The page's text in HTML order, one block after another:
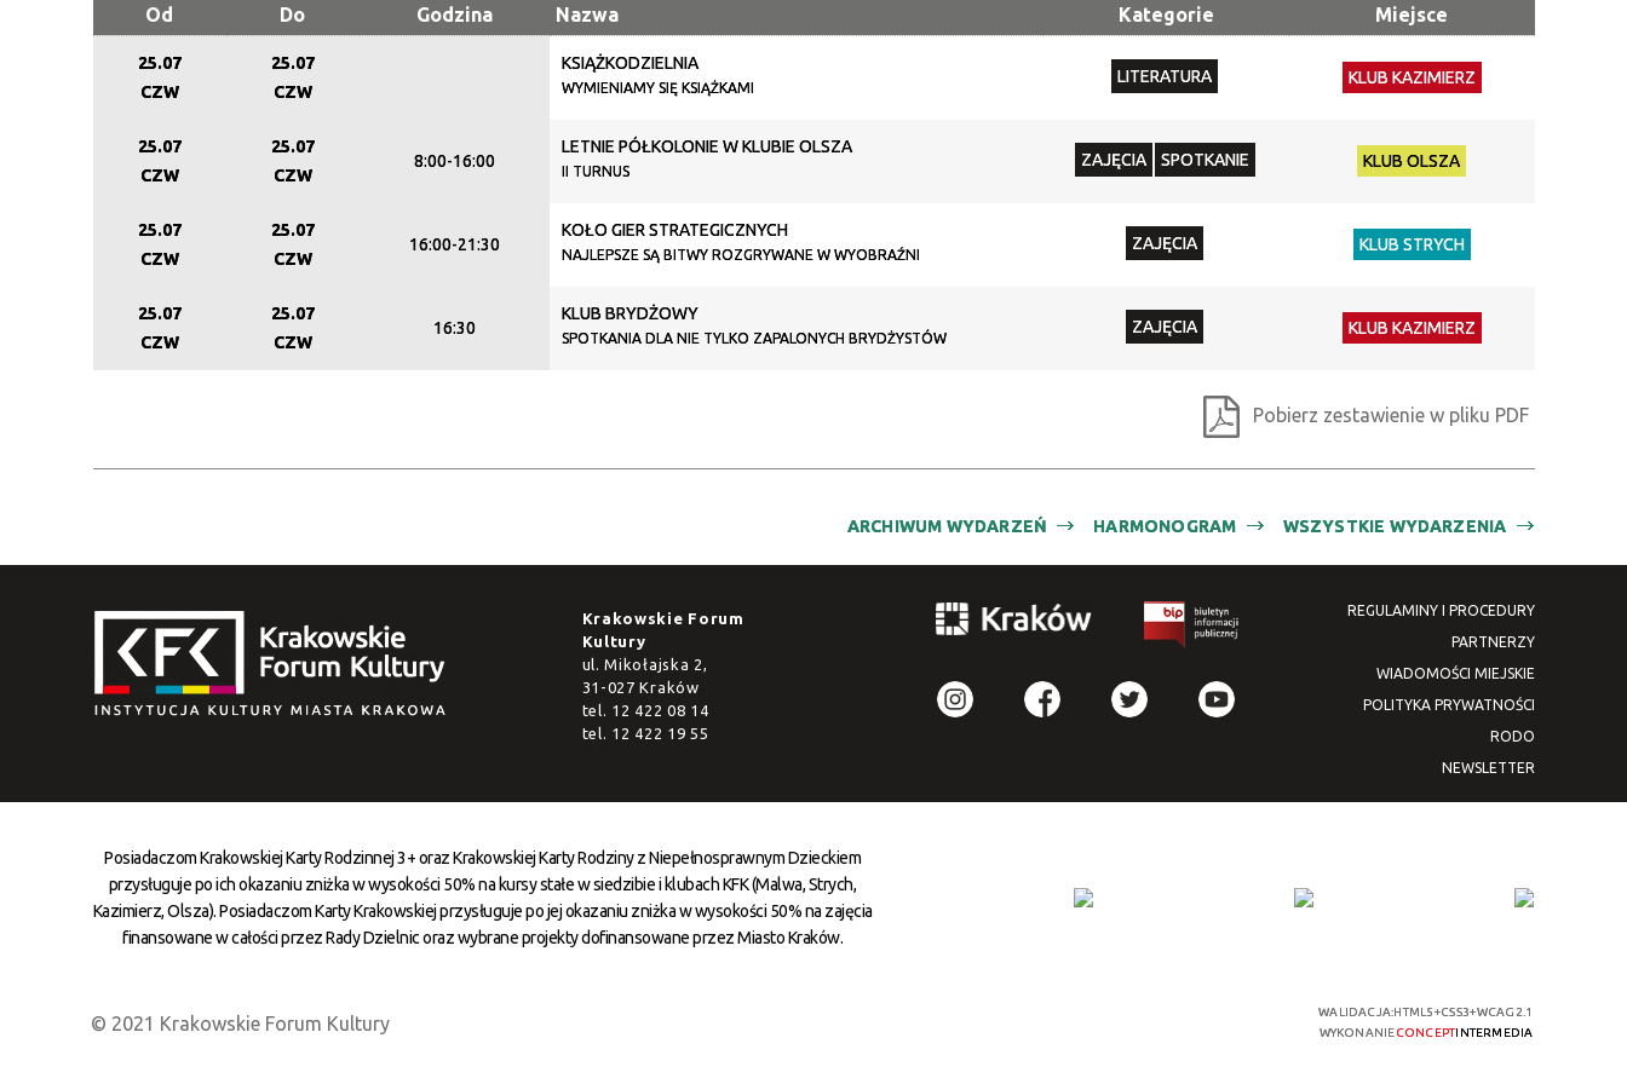
DLA
Kategoria
Trwające w
Organizator
Od Do Godzina Nazwa Kategorie Miejsce
25.07
CZW
25.07
CZW
KSIĄŻKODZIELNIA
WYMIENIAMY SIĘ KSIĄŻKAMI
LITERATURA KLUB KAZIMIERZ
25.07
CZW
25.07
CZW
8:00-16:00
LETNIE PÓŁKOLONIE W KLUBIE OLSZA
II TURNUS
ZAJĘCIA SPOTKANIE KLUB OLSZA
25.07
CZW
25.07
CZW
16:00-21:30
KOŁO GIER STRATEGICZNYCH
NAJLEPSZE SĄ BITWY ROZGRYWANE W WYOBRAŹNI
ZAJĘCIA KLUB STRYCH
25.07
CZW
25.07
CZW
16:30
KLUB BRYDŻOWY
SPOTKANIA DLA NIE TYLKO ZAPALONYCH BRYDŻYSTÓW
ZAJĘCIA KLUB KAZIMIERZ
Pobierz zestawienie w pliku PDF
WSZYSTKIE WYDARZENIA
HARMONOGRAM
ARCHIWUM WYDARZEŃ
Krakowskie Forum
Kultury
ul. Mikołajska 2,
31-027 Kraków
tel. 12 422 08 14
tel. 12 422 19 55
REGULAMINY I PROCEDURY
PARTNERZY
WIADOMOŚCI MIEJSKIE
POLITYKA PRYWATNOŚCI
RODO
NEWSLETTER
Posiadaczom Krakowskiej Karty Rodzinnej 3+ oraz Krakowskiej Karty Rodziny z Niepełnosprawnym Dzieckiem
przysługuje po ich okazaniu zniżka w wysokości 50% na kursy stałe w siedzibie i klubach KFK (Malwa, Strych,
Kazimierz, Olsza). Posiadaczom Karty Krakowskiej przysługuje po jej okazaniu zniżka w wysokości 50% na zajęcia
finansowane w całości przez Rady Dzielnic oraz wybrane projekty dofinansowane przez Miasto Kraków.
© 2021 Krakowskie Forum Kultury
WALIDACJA:HTML5+CSS3+WCAG 2.1
WYKONANIECONCEPTINTERMEDIA